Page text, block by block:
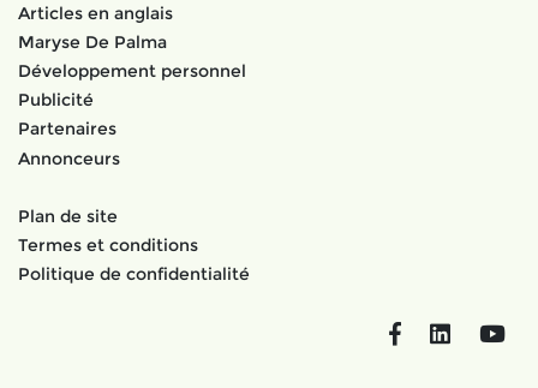
Articles en anglais
Maryse De Palma
Développement personnel
Publicité
Partenaires
Annonceurs
Plan de site
Termes et conditions
Politique de confidentialité
FacebookLinkedIn